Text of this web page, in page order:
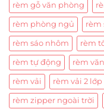
rèm gỗ văn phòng
rèm phòng ngủ rèm
rèm sáo nhôm rèm
rèm tự động rèm
rèm vải rèm vải 2 lớp
rèm zipper ngoài trời